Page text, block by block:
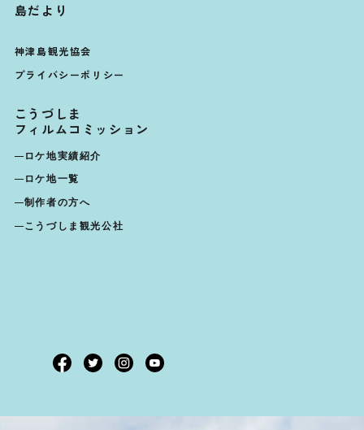
島だより
神津島観光協会
プライバシーポリシー
こうづしま
フィルムコミッション
ロケ地実績紹介
ロケ地一覧
制作者の方へ
こうづしま観光公社